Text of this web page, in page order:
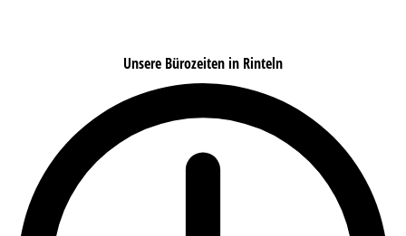
Unsere Bürozeiten in Rinteln